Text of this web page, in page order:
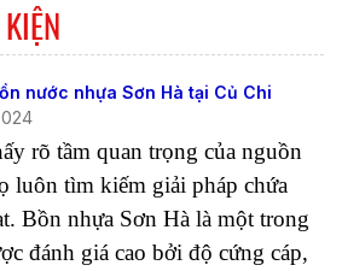
nước nhựa Sơn Hà tại Củ Chi
rõ tầm quan trọng của nguồn
luôn tìm kiếm giải pháp chứa
Bồn nhựa Sơn Hà là một trong
đánh giá cao bởi độ cứng cáp,